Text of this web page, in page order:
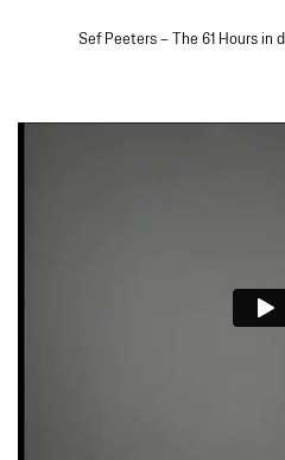
Sef Peeters – The 61 Hours in